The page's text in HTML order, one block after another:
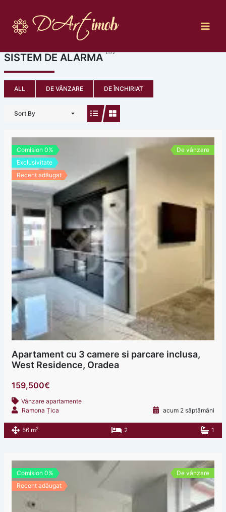
content
SISTEM DE ALARMA (17)
ALL DE VÂNZARE DE ÎNCHIRIAT
Sort By
Comision 0%
Exclusivitate
Recent adăugat
De vânzare
Apartament cu 3 camere si parcare inclusa,
West Residence, Oradea
159,500€
Vânzare apartamente
Ramona Țica
acum 2 săptămâni
56 m2 2 1
Comision 0%
Recent adăugat
De vânzare